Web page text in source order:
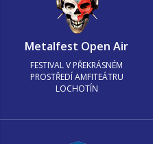
Metalfest Open Air
FESTIVAL V PŘEKRÁSNÉM
PROSTŘEDÍ AMFITEÁTRU
LOCHOTÍN